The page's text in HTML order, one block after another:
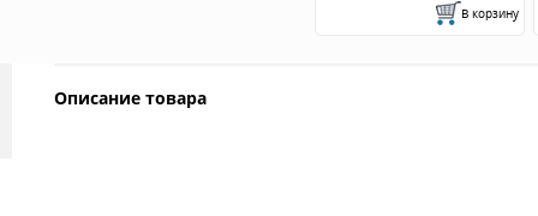
Описание товара